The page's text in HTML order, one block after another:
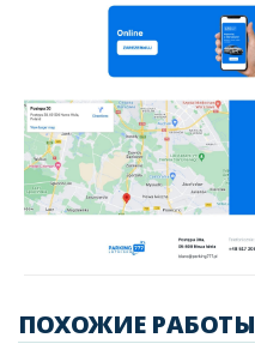
ПОХОЖИЕ РАБОТЫ